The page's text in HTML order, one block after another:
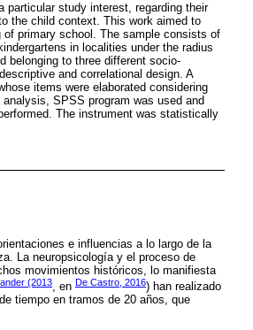
particular study interest, regarding their
the child context. This work aimed to
primary school. The sample consists of
in localities under the radius
belonging to three different socio-
and correlational design. A
items were elaborated considering
SPSS program was used and
The instrument was statistically
e influencias a lo largo de la
La neuropsicología y el proceso de
movimientos históricos, lo manifiesta
(2013, en De Castro, 2016) han realizado
tiempo en tramos de 20 años, que